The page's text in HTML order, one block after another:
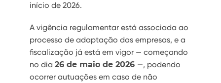
início de 2026.
A vigência regulamentar está associada ao
processo de adaptação das empresas, e a
fiscalização já está em vigor — começando
no dia 26 de maio de 2026 —, podendo
ocorrer autuações em caso de não